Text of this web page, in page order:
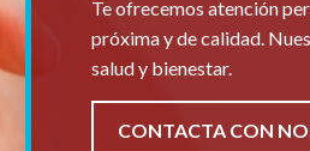
Te ofrecemos atención
próxima y de calidad.
salud y bienestar.
CONTACTA CON